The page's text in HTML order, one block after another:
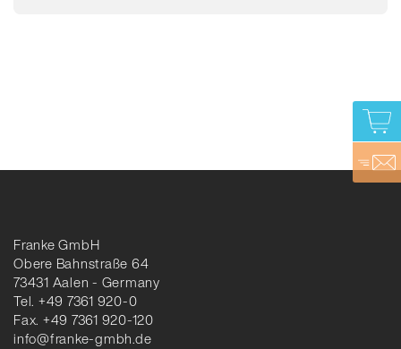
Franke GmbH
Obere Bahnstraße 64
73431 Aalen - Germany
Tel. +49 7361 920-0
Fax. +49 7361 920-120
info@franke-gmbh.de